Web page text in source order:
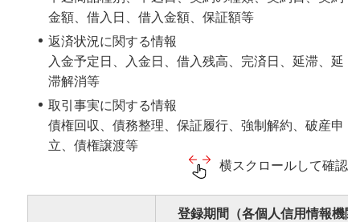
金額、借入日、借入金額、保証額等
返済状況に関する情報
入金予定日、入金日、借入残高、完済日、延滞、延
滞解消等
取引事実に関する情報
債権回収、債務整理、保証履行、強制解約、破産申
立、債権譲渡等
横スクロールして確認
登録期間（各個人信用情報機